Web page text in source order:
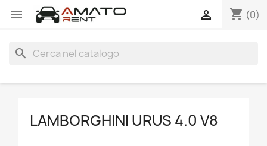
 shopping_cart (0)

search
LAMBORGHINI URUS 4.0 V8